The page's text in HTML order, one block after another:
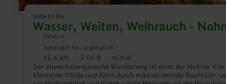
WANDERN
Wasser, Weiten, Weihrauch -
Üxheim
Jederzeit frei zugänglich
Distanz:
11,4 km Dauer:
3:05 h Anforderung:
mittel
Der abwechslungsreiche Wanderweg ist einer der Nohner
Elemente-Pfade und führt durch mäandrierende Bachtäler,